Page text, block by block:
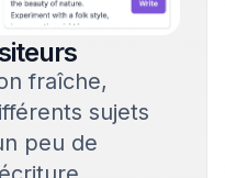
fraîche,
sujets
peu de